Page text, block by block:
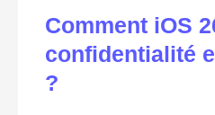
Comment iOS
confidentialité
?